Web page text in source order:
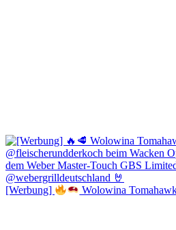
[Werbung] Wolowina